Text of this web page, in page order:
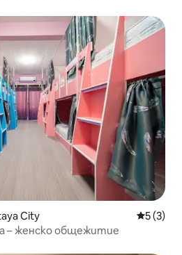
City Средна
5 (3)
– женско общежитие